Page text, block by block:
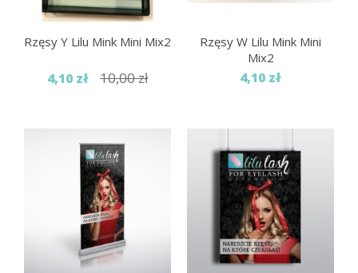
Rzęsy Y Lilu Mink Mini Mix2
4,10 zł 10,00 zł
Rzęsy W Lilu Mink Mini
Mix2
4,10 zł